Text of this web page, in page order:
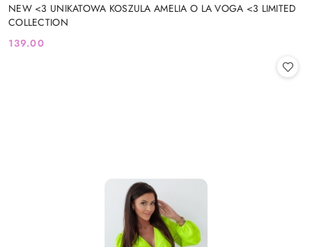
NEW <3 UNIKATOWA KOSZULA AMELIA O LA VOGA <3 LIMITED
COLLECTION
Cena:
139.00